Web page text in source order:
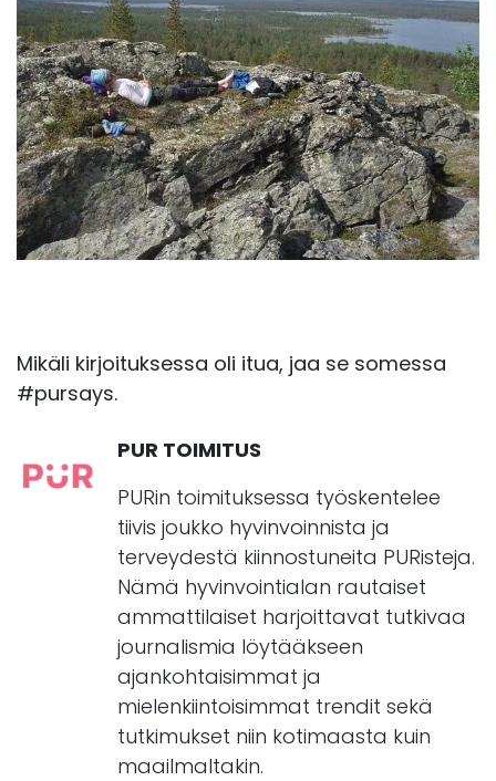
Mikäli kirjoituksessa oli itua, jaa se somessa
#pursays.
PUR TOIMITUS
PURin toimituksessa työskentelee
tiivis joukko hyvinvoinnista ja
terveydestä kiinnostuneita PURisteja.
Nämä hyvinvointialan rautaiset
ammattilaiset harjoittavat tutkivaa
journalismia löytääkseen
ajankohtaisimmat ja
mielenkiintoisimmat trendit sekä
tutkimukset niin kotimaasta kuin
maailmaltakin.